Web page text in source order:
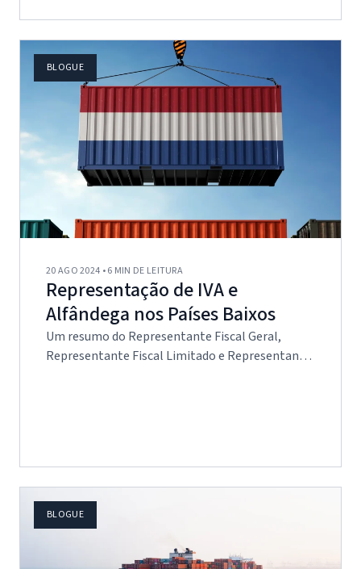
BLOGUE
20 AGO 2024 • 6 MIN DE LEITURA
Representação de IVA e
Alfândega nos Países Baixos
Um resumo do Representante Fiscal Geral,
Representante Fiscal Limitado e Representante
BLOGUE